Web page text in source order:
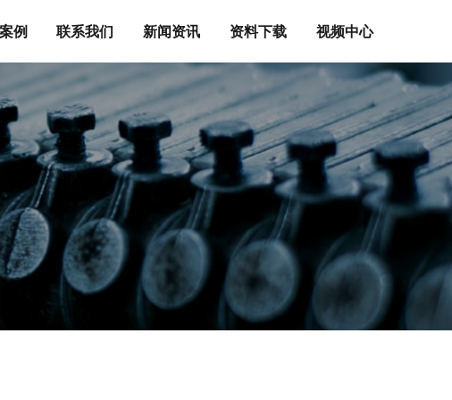
例 联系我们 新闻资讯 资料下载 视频中心